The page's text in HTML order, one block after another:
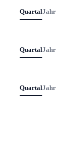
QuartalJahr
QuartalJahr
QuartalJahr